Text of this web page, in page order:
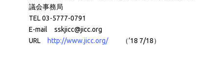
議会事務局
TEL 03-5777-0791
E-mail sskjicc@jicc.org
URL
http://www.jicc.org/（’18 7/18）